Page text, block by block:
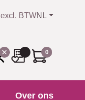
excl. BTWNL
0
Over ons